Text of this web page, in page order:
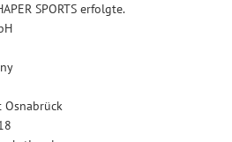
SPORTS erfolgte.
Osnabrück